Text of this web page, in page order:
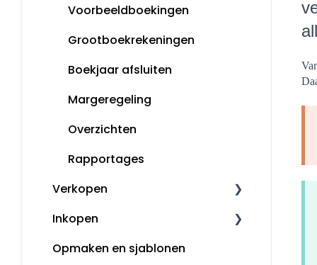
Voorbeeldboekingen
Grootboekrekeningen
Boekjaar afsluiten
Margeregeling
Overzichten
Rapportages
Verkopen
Klanten
Kassa
Inkopen
Leveranciers
Opmaken en sjablonen